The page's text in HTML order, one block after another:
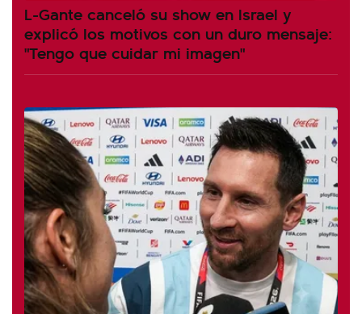
L-Gante canceló su show en Israel y
explicó los motivos con un duro mensaje:
"Tengo que cuidar mi imagen"